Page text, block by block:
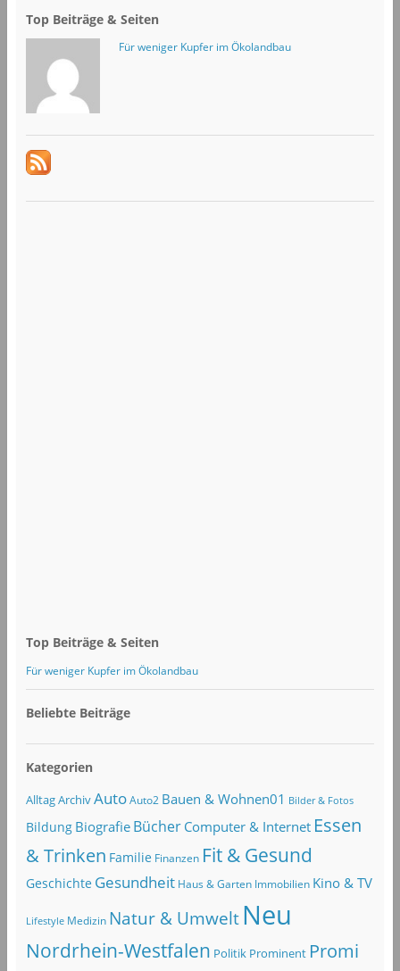
Top Beiträge & Seiten
Für weniger Kupfer im Ökolandbau
Top Beiträge & Seiten
Für weniger Kupfer im Ökolandbau
Beliebte Beiträge
Kategorien
AlltagArchivAuto Auto2 Bauen & Wohnen01 Bilder & Fotos
Bildung Biografie Bücher Computer & Internet Essen
& Trinken Familie Finanzen Fit & Gesund
Geschichte Gesundheit Haus & Garten Immobilien Kino & TV
Lifestyle Medizin Natur & Umwelt Neu
Nordrhein-Westfalen Politik Prominent Promi